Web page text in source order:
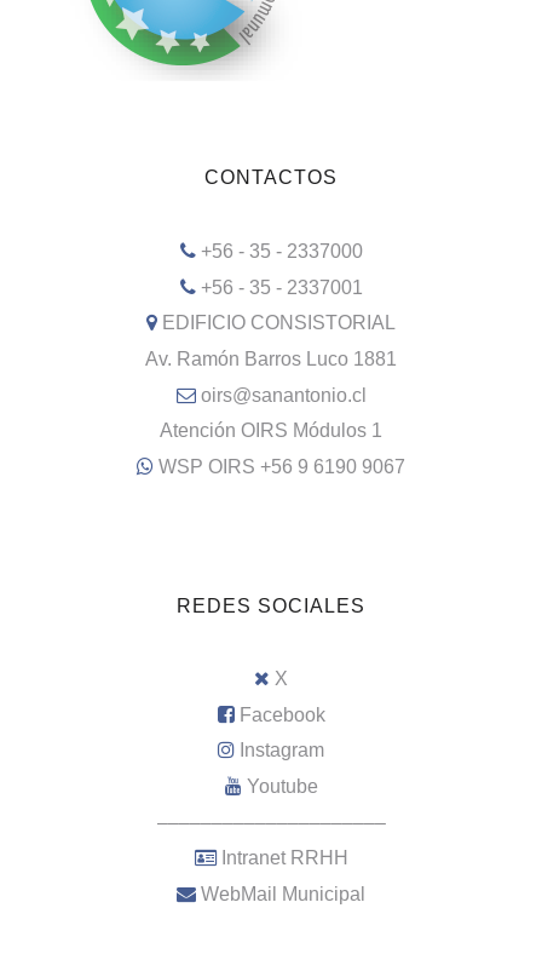
CONTACTOS
+56 - 35 - 2337000
+56 - 35 - 2337001
EDIFICIO CONSISTORIAL
Av. Ramón Barros Luco 1881
oirs@sanantonio.cl
Atención OIRS Módulos 1
WSP OIRS +56 9 6190 9067
REDES SOCIALES
X
Facebook
Instagram
Youtube
–––––––––––––––––––––
Intranet RRHH
WebMail Municipal